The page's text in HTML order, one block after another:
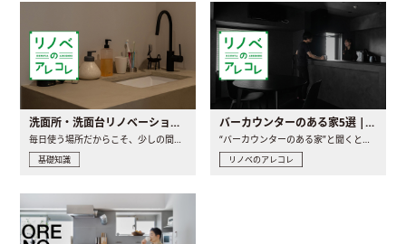
洗面所・洗面台リノベーションの事例と間取りアイデア
毎日使う場所だからこそ、少しの間取りの工夫や素材の選び方で..
基礎知識
バーカウンターのある家5選 | 日常に馴染む“距離の近い”キッチンとは
“バーカウンターのある家”と聞くと、少し特別な、大人のための..
リノベのアレコレ